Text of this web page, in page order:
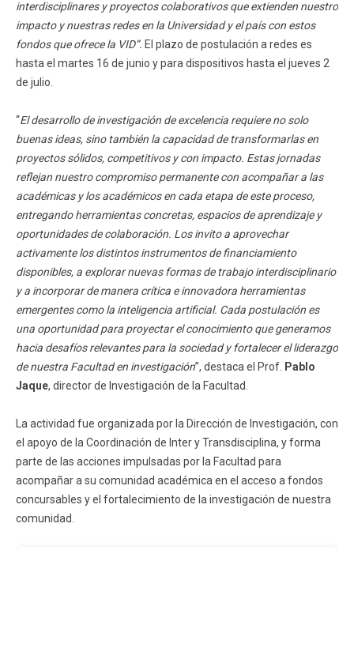
interdisciplinares y proyectos colaborativos que extienden nuestro
impacto y nuestras redes en la Universidad y el país con estos
fondos que ofrece la VID”. El plazo de postulación a redes es
hasta el martes 16 de junio y para dispositivos hasta el jueves 2
de julio.
“El desarrollo de investigación de excelencia requiere no solo
buenas ideas, sino también la capacidad de transformarlas en
proyectos sólidos, competitivos y con impacto. Estas jornadas
reflejan nuestro compromiso permanente con acompañar a las
académicas y los académicos en cada etapa de este proceso,
entregando herramientas concretas, espacios de aprendizaje y
oportunidades de colaboración. Los invito a aprovechar
activamente los distintos instrumentos de financiamiento
disponibles, a explorar nuevas formas de trabajo interdisciplinario
y a incorporar de manera crítica e innovadora herramientas
emergentes como la inteligencia artificial. Cada postulación es
una oportunidad para proyectar el conocimiento que generamos
hacia desafíos relevantes para la sociedad y fortalecer el liderazgo
de nuestra Facultad en investigación”, destaca el Prof. Pablo
Jaque, director de Investigación de la Facultad.
La actividad fue organizada por la Dirección de Investigación, con
el apoyo de la Coordinación de Inter y Transdisciplina, y forma
parte de las acciones impulsadas por la Facultad para
acompañar a su comunidad académica en el acceso a fondos
concursables y el fortalecimiento de la investigación de nuestra
comunidad.